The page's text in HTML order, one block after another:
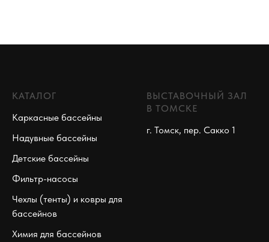
КАТАЛОГ
Каркасные бассейны
Надувные бассейны
Детские бассейны
Фильтр-насосы
Чехлы (тенты) и ковры для
бассейнов
Химия для бассейнов
ВЫСТАВОЧНЫЙ ЗАЛ
В ТОМСКЕ
г. Томск, пер. Сакко 1